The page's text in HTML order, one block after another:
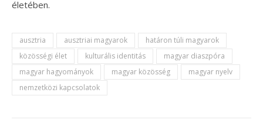
életében.
ausztria ausztriai magyarok
határon túli magyarok
közösségi élet
kulturális identitás
magyar diaszpóra
magyar hagyományok
magyar közösség
magyar nyelv
nemzetközi kapcsolatok